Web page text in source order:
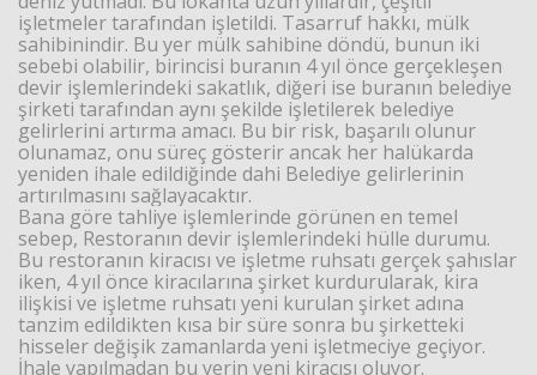
işletmeler tarafından işletildi. Tasarruf hakkı, mülk
sahibinindir. Bu yer mülk sahibine döndü, bunun iki
sebebi olabilir, birincisi buranın 4 yıl önce gerçekleşen
devir işlemlerindeki sakatlık, diğeri ise buranın belediye
şirketi tarafından aynı şekilde işletilerek belediye
gelirlerini artırma amacı. Bu bir risk, başarılı olunur
olunamaz, onu süreç gösterir ancak her halükarda
yeniden ihale edildiğinde dahi Belediye gelirlerinin
artırılmasını sağlayacaktır.
Bana göre tahliye işlemlerinde görünen en temel
sebep, Restoranın devir işlemlerindeki hülle durumu.
Bu restoranın kiracısı ve işletme ruhsatı gerçek şahıslar
iken, 4 yıl önce kiracılarına şirket kurdurularak, kira
ilişkisi ve işletme ruhsatı yeni kurulan şirket adına
tanzim edildikten kısa bir süre sonra bu şirketteki
hisseler değişik zamanlarda yeni işletmeciye geçiyor.
İhale yapılmadan bu yerin yeni kiracısı oluyor.